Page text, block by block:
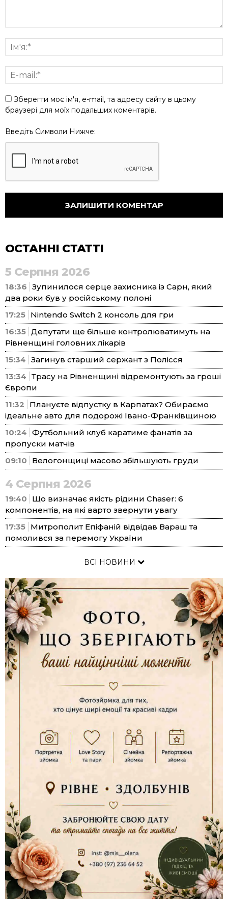
Зберегти моє ім'я, e-mail, та адресу сайту в цьому
браузері для моїх подальших коментарів.
Введіть Символи Нижче:
ОСТАННІ СТАТТІ
5 Серпня 2026
18:36 Зупинилося серце захисника із Сарн, який
два роки був у російському полоні
17:25 Nintendo Switch 2 консоль для гри
16:35 Депутати ще більше контролюватимуть на
Рівненщині головних лікарів
15:34 Загинув старший сержант з Полісся
13:34 Трасу на Рівненщині відремонтують за гроші
Європи
11:32
Плануєте відпустку в Карпатах? Обираємо
ідеальне авто для подорожі Івано-Франківщиною
10:24 Футбольний клуб каратиме фанатів за
пропуски матчів
09:10
Велогонщиці масово збільшують груди
4 Серпня 2026
19:40
Що визначає якість рідини Chaser: 6
компонентів, на які варто звернути увагу
17:35 Митрополит Епіфаній відвідав Вараш та
помолився за перемогу України
ВСІ НОВИНИ